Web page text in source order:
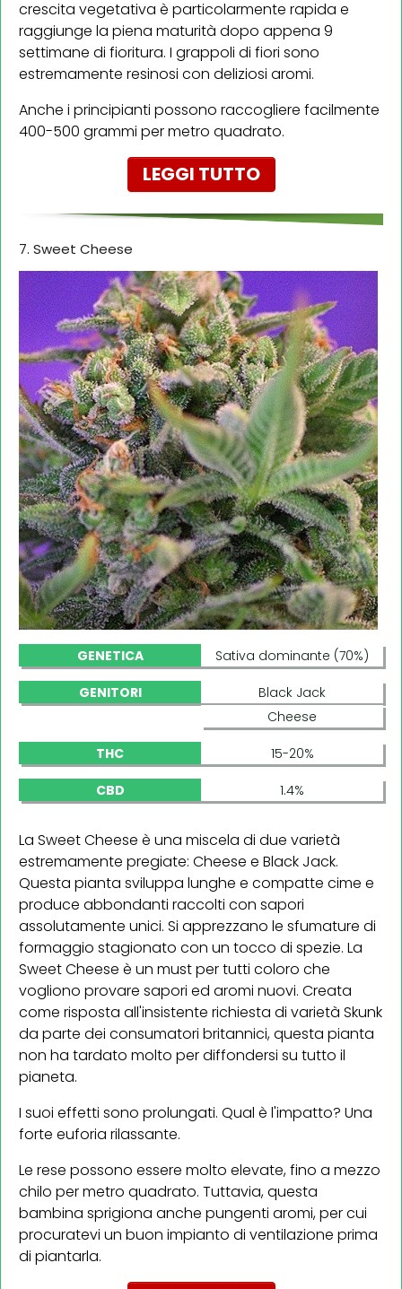
crescita vegetativa è particolarmente rapida e
raggiunge la piena maturità dopo appena 9
settimane di fioritura. I grappoli di fiori sono
estremamente resinosi con deliziosi aromi.
Anche i principianti possono raccogliere facilmente
400-500 grammi per metro quadrato.
LEGGI TUTTO
7. Sweet Cheese
GENETICA Sativa dominante (70%)
GENITORI
Black Jack
Cheese
THC 15-20%
CBD 1.4%
La Sweet Cheese è una miscela di due varietà
estremamente pregiate: Cheese e Black Jack.
Questa pianta sviluppa lunghe e compatte cime e
produce abbondanti raccolti con sapori
assolutamente unici. Si apprezzano le sfumature di
formaggio stagionato con un tocco di spezie. La
Sweet Cheese è un must per tutti coloro che
vogliono provare sapori ed aromi nuovi. Creata
come risposta all'insistente richiesta di varietà Skunk
da parte dei consumatori britannici, questa pianta
non ha tardato molto per diffondersi su tutto il
pianeta.
I suoi effetti sono prolungati. Qual è l'impatto? Una
forte euforia rilassante.
Le rese possono essere molto elevate, fino a mezzo
chilo per metro quadrato. Tuttavia, questa
bambina sprigiona anche pungenti aromi, per cui
procuratevi un buon impianto di ventilazione prima
di piantarla.